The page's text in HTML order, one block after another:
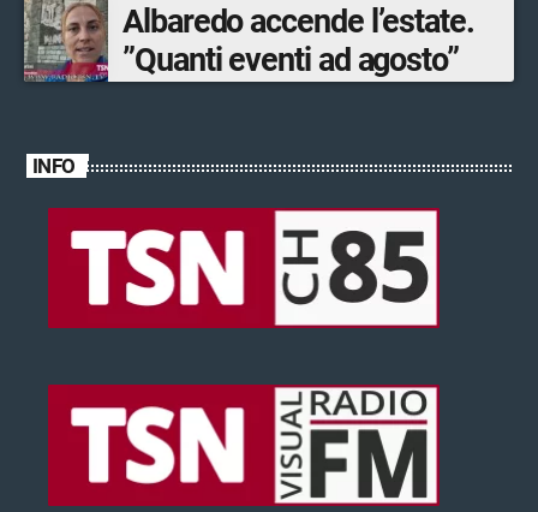
Albaredo accende l’estate.
”Quanti eventi ad agosto”
INFO